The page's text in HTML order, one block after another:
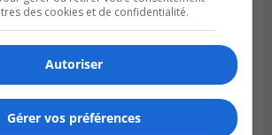
des cookies et de confidentialité.
Autoriser
Gérer vos préférences